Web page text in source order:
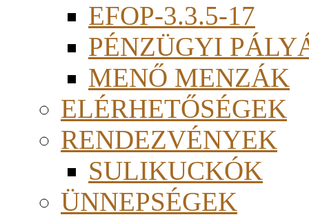
EFOP-3.3.5-17
PÉNZÜGYI
MENŐ MENZÁK
ELÉRHETŐSÉGEK
RENDEZVÉNYEK
SULIKUCKÓK
ÜNNEPSÉGEK